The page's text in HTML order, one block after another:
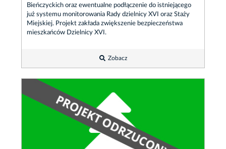
Bieńczyckich oraz ewentualne podłączenie do istniejącego
już systemu monitorowania Rady dzielnicy XVI oraz Staży
Miejskiej. Projekt zakłada zwiększenie bezpieczeństwa
mieszkańców Dzielnicy XVI.
Zobacz